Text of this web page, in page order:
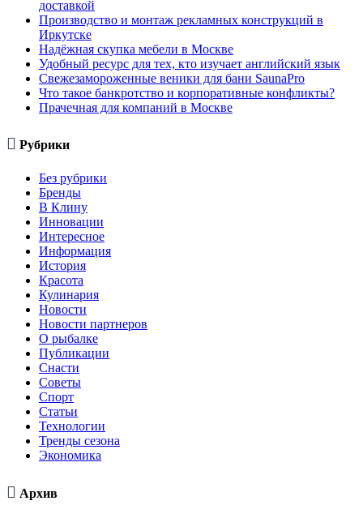
доставкой
Производство и монтаж рекламных конструкций в
Иркутске
Надёжная скупка мебели в Москве
Удобный ресурс для тех, кто изучает английский язык
Свежезамороженные веники для бани SaunaPro
Что такое банкротство и корпоративные конфликты?
Прачечная для компаний в Москве
 Рубрики
Без рубрики
Бренды
В Клину
Инновации
Интересное
Информация
История
Красота
Кулинария
Новости
Новости партнеров
О рыбалке
Публикации
Снасти
Советы
Спорт
Статьи
Технологии
Тренды сезона
Экономика
 Архив